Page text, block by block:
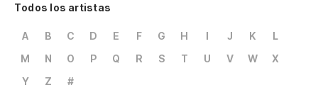
Todos los artistas
A B C D E F G H I J K
L
M
N O P Q R S T U V W
X
Y
Z #